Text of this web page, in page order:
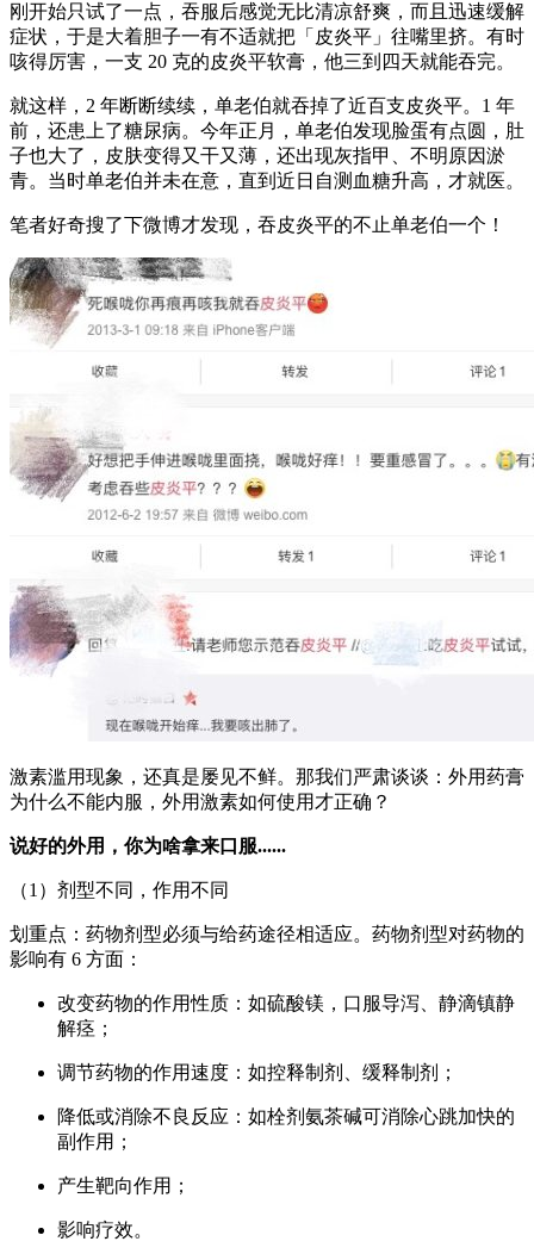
刚开始只试了一点，吞服后感觉无比清凉舒爽，而且迅速缓解
症状，于是大着胆子一有不适就把「皮炎平」往嘴里挤。有时
咳得厉害，一支 20 克的皮炎平软膏，他三到四天就能吞完。
就这样，2 年断断续续，单老伯就吞掉了近百支皮炎平。1 年
前，还患上了糖尿病。今年正月，单老伯发现脸蛋有点圆，肚
子也大了，皮肤变得又干又薄，还出现灰指甲、不明原因淤
青。当时单老伯并未在意，直到近日自测血糖升高，才就医。
笔者好奇搜了下微博才发现，吞皮炎平的不止单老伯一个！
激素滥用现象，还真是屡见不鲜。那我们严肃谈谈：外用药膏
为什么不能内服，外用激素如何使用才正确？
说好的外用，你为啥拿来口服......
（1）剂型不同，作用不同
划重点：药物剂型必须与给药途径相适应。药物剂型对药物的
影响有 6 方面：
改变药物的作用性质：如硫酸镁，口服导泻、静滴镇静
解痉；
调节药物的作用速度：如控释制剂、缓释制剂；
降低或消除不良反应：如栓剂氨茶碱可消除心跳加快的
副作用；
产生靶向作用；
影响疗效。